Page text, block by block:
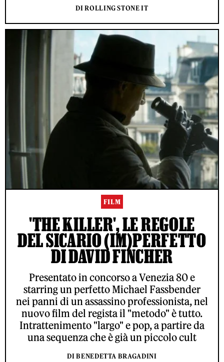
DI ROLLING STONE IT
FILM
'THE KILLER', LE REGOLE
DEL SICARIO (IM)PERFETTO
DI DAVID FINCHER
Presentato in concorso a Venezia 80 e
starring un perfetto Michael Fassbender
nei panni di un assassino professionista, nel
nuovo film del regista il "metodo" è tutto.
Intrattenimento "largo" e pop, a partire da
una sequenza che è già un piccolo cult
DI BENEDETTA BRAGADINI